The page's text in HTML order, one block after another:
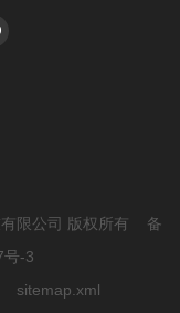
有限公司 版权所有 备
号-3
sitemap.xml